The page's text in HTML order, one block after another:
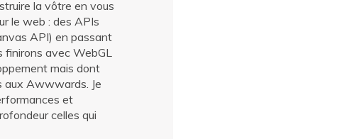
la vôtre en vous
le web : des APIs
API) en passant
finirons avec WebGL
mais dont
aux Awwwards. Je
et
celles qui